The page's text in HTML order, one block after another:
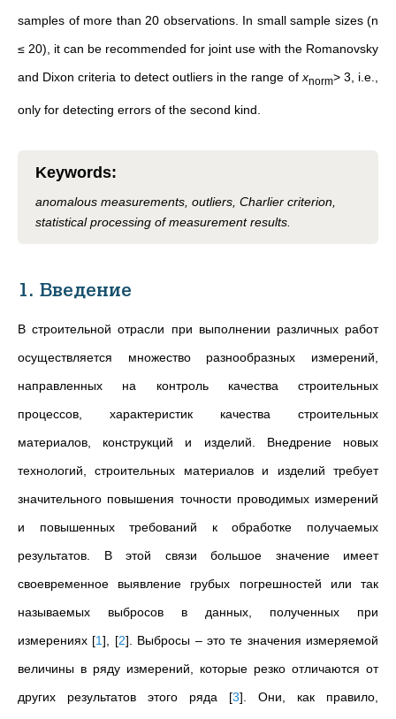
samples of more than 20 observations. In small sample sizes (n
≤ 20), it can be recommended for joint use with the Romanovsky
and Dixon criteria to detect outliers in the range of xnorm> 3, i.e.,
only for detecting errors of the second kind.
Keywords:
anomalous measurements, outliers, Charlier criterion,
statistical processing of measurement results.
1. Введение
В строительной отрасли при выполнении различных работ
осуществляется множество разнообразных измерений,
направленных на контроль качества строительных
процессов, характеристик качества строительных
материалов, конструкций и изделий. Внедрение новых
технологий, строительных материалов и изделий требует
значительного повышения точности проводимых измерений
и повышенных требований к обработке получаемых
результатов. В этой связи большое значение имеет
своевременное выявление грубых погрешностей или так
называемых выбросов в данных, полученных при
измерениях [1] [2] . Выбросы – это те значения измеряемой
величины в ряду измерений, которые резко отличаются от
других результатов этого ряда [3] . Они, как правило,